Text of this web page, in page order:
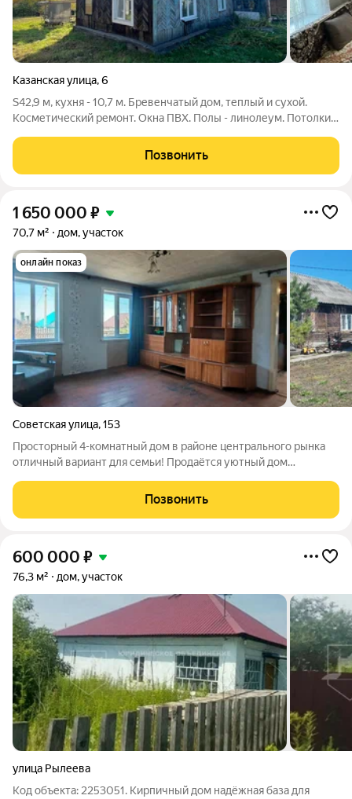
Казанская улица,6
S42,9 м, кухня - 10,7 м. Бревенчатый дом, теплый и сухой.
Косметический ремонт. Окна ПВХ. Полы - линолеум. Потолки -
отопление, также проведены трубы для отапливания
твердотопливным котлом.
Позвонить
1 650 000 ₽
70,7 м² дом, участок
онлайн показ
Советская улица,153
Просторный 4-комнатный дом в районе центрального рынка
отличный вариант для семьи! Продаётся уютный дом
межкомнатными дверями. Построен в 2000 году, после этого
Позвонить
600 000 ₽
76,3 м² дом, участок
улица Рылеева
Код объекта: 2253051. Кирпичный дом надёжная база для